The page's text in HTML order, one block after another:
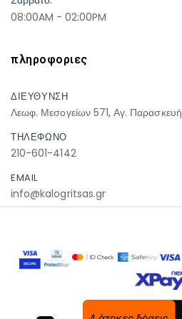
08:00AM - 02:00PM
πληροφοριες
ΔΙΕΥΘΥΝΣΗ
Λεωφ. Μεσογείων 571, Αγ. Παρασκευή
ΤΗΛΕΦΩΝΟ
210-601-4142
EMAIL
info@kalogritsas.gr